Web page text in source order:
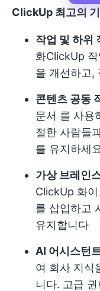
ClickUp 최고의
작업 및 하위
화ClickUp 작
을 개선하고,
콘텐츠 공동
문서 를 사용
절한 사람들
를 유지하세요
가상 브레인
ClickUp 화이
를 삽입하고
유지합니다
AI 어시스턴
여 회사 지식
니다. 고급